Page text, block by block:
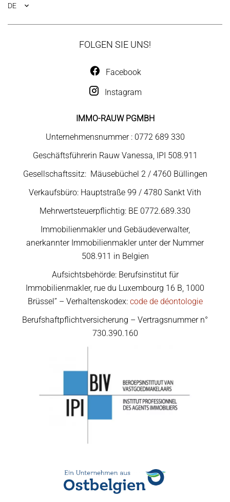
DE
FOLGEN SIE UNS!
Facebook
Instagram
IMMO-RAUW PGMBH
Unternehmensnummer : 0772 689 330
Geschäftsführerin Rauw Vanessa, IPI 508.911
Gesellschaftssitz: Mäusebüchel 2 / 4760 Büllingen
Verkaufsbüro: Hauptstraße 99 / 4780 Sankt Vith
Mehrwertsteuerpflichtig: BE 0772.689.330
Immobilienmakler und Gebäudeverwalter,
anerkannter Immobilienmakler unter der Nummer
508.911 in Belgien
Aufsichtsbehörde: Berufsinstitut für
Immobilienmakler, rue du Luxembourg 16 B, 1000
Brüssel” – Verhaltenskodex: code de déontologie
Berufshaftpflichtversicherung – Vertragsnummer n°
730.390.160